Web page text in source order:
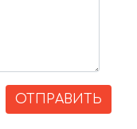
ОТПРАВИТЬ